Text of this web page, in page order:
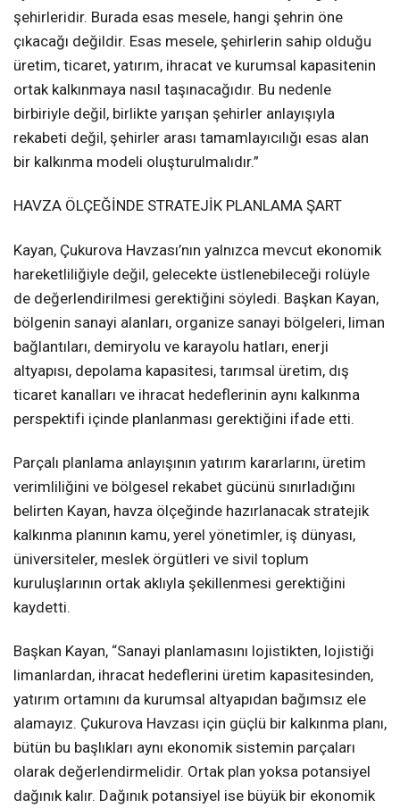
şehirleridir. Burada esas mesele, hangi şehrin öne
çıkacağı değildir. Esas mesele, şehirlerin sahip olduğu
üretim, ticaret, yatırım, ihracat ve kurumsal kapasitenin
ortak kalkınmaya nasıl taşınacağıdır. Bu nedenle
birbiriyle değil, birlikte yarışan şehirler anlayışıyla
rekabeti değil, şehirler arası tamamlayıcılığı esas alan
bir kalkınma modeli oluşturulmalıdır.”
HAVZA ÖLÇEĞİNDE STRATEJİK PLANLAMA ŞART
Kayan, Çukurova Havzası’nın yalnızca mevcut ekonomik
hareketliliğiyle değil, gelecekte üstlenebileceği rolüyle
de değerlendirilmesi gerektiğini söyledi. Başkan Kayan,
bölgenin sanayi alanları, organize sanayi bölgeleri, liman
bağlantıları, demiryolu ve karayolu hatları, enerji
altyapısı, depolama kapasitesi, tarımsal üretim, dış
ticaret kanalları ve ihracat hedeflerinin aynı kalkınma
perspektifi içinde planlanması gerektiğini ifade etti.
Parçalı planlama anlayışının yatırım kararlarını, üretim
verimliliğini ve bölgesel rekabet gücünü sınırladığını
belirten Kayan, havza ölçeğinde hazırlanacak stratejik
kalkınma planının kamu, yerel yönetimler, iş dünyası,
üniversiteler, meslek örgütleri ve sivil toplum
kuruluşlarının ortak aklıyla şekillenmesi gerektiğini
kaydetti.
Başkan Kayan, “Sanayi planlamasını lojistikten, lojistiği
limanlardan, ihracat hedeflerini üretim kapasitesinden,
yatırım ortamını da kurumsal altyapıdan bağımsız ele
alamayız. Çukurova Havzası için güçlü bir kalkınma planı,
bütün bu başlıkları aynı ekonomik sistemin parçaları
olarak değerlendirmelidir. Ortak plan yoksa potansiyel
dağınık kalır. Dağınık potansiyel ise büyük bir ekonomik